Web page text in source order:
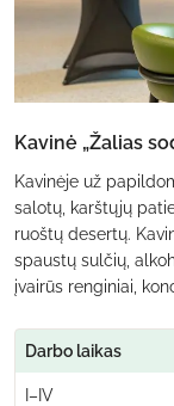
Kavinė „Žalias
Kavinėje už
salotų, karštųjų
ruoštų desertų.
spaustų sulčių,
įvairūs renginiai,
Darbo laikas
I–IV